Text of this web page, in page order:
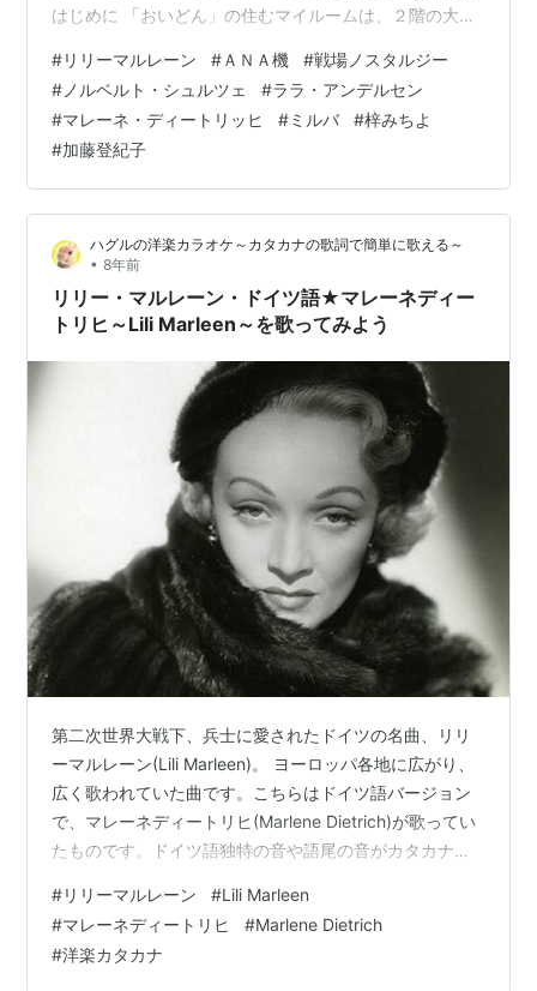
はじめに 「おいどん」の住むマイルームは、２階の大き
て、夏は暑く、冬は寒いという悪条件下にある。 しか
し、窓からの外の眺めは、田んぼが前方に拡がっている
ので、良い。つまり、外の眺めを遮るものがないから、
見晴らしは悪くないのである。 そのため、窓の外前方を
低空で飛行するジェット旅客機、双発機やヘリコプター
が見える。そして、その頼もしい姿…
#リリーマルレーン #ＡＮＡ機 #戦場ノスタルジー
# ノルベルト・シュルツェ #ララ・アンデルセン
#マレーネ・ディートリッヒ #ミルバ #梓みちよ
#加藤登紀子
ハグルの洋楽カラオケ～カタカナの歌詞で簡単に歌える～
• 8年前
リリー・マルレーン・ドイツ語★マレーネディー
トリヒ～Lili Marleen～を歌ってみよう
第二次世界大戦下、兵士に愛されたドイツの名曲、リリ
ーマルレーン(Lili Marleen)。 ヨーロッパ各地に広がり、
広く歌われていた曲です。こちらはドイツ語バージョン
で、マレーネディートリヒ(Marlene Dietrich)が歌ってい
たものです。ドイツ語独特の音や語尾の音がカタカナ表
英語バージョンと日本のリリーマルレーン(加藤登紀子)が
あります。 ↓動画が表示されない場合は、こちらをクリ
ックしてください↓ https://youtu.be/7heXZPl2hik ﾌｫﾙﾃﾞ
#リリーマルレーン #Lili Marleen
#マレーネディートリヒ #Marlene Dietrich
#洋楽カタカナ